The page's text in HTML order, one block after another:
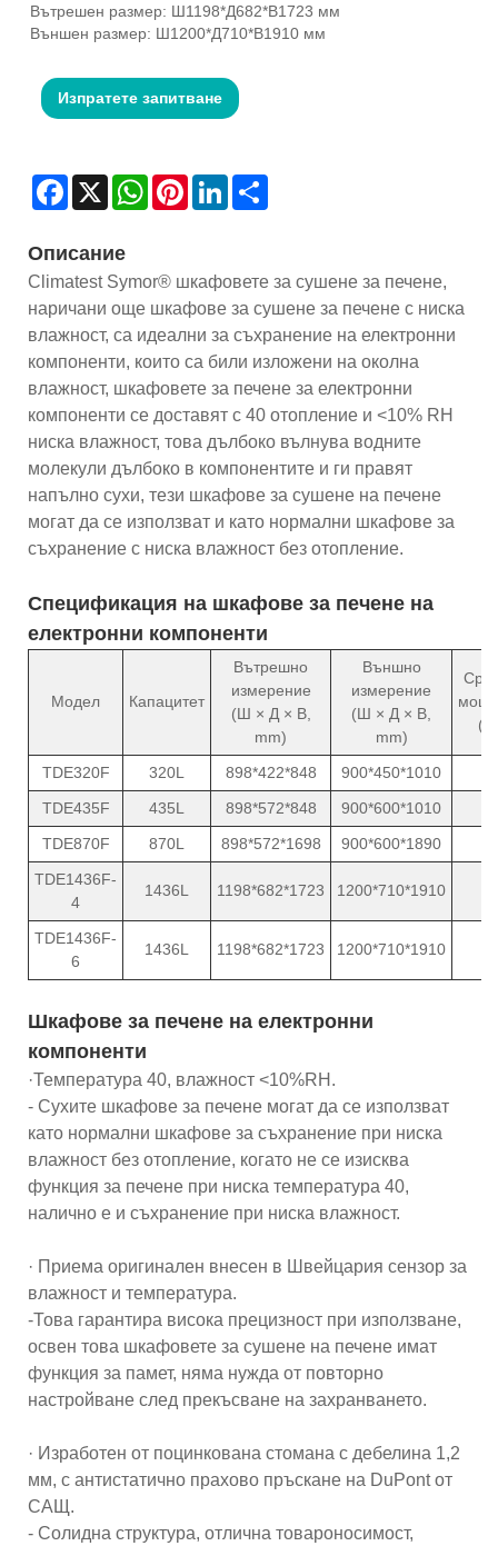
Вътрешен размер: Ш1198*Д682*В1723 мм
Външен размер: Ш1200*Д710*В1910 мм
Изпратете запитване
Facebook
X WhatsAppPinterestLinkedIn
Описание
Climatest Symor® шкафовете за сушене за печене,
наричани още шкафове за сушене за печене с ниска
влажност, са идеални за съхранение на електронни
компоненти, които са били изложени на околна
влажност, шкафовете за печене за електронни
компоненти се доставят с 40 отопление и <10% RH
ниска влажност, това дълбоко вълнува водните
молекули дълбоко в компонентите и ги правят
напълно сухи, тези шкафове за сушене на печене
могат да се използват и като нормални шкафове за
съхранение с ниска влажност без отопление.
Спецификация на шкафове за печене на
електронни компоненти
Модел Капацитет
Вътрешно
измерение
(Ш × Д × В,
mm)
Външно
измерение
(Ш × Д × В,
mm)
TDE320F 320L 898*422*848
900*450*1010
TDE435F
435L 898*572*848
900*600*1010
TDE870F
870L 898*572*1698
900*600*1890
TDE1436F-
4
1436L 1198*682*1723 1200*710*1910
TDE1436F-
6
1436L 1198*682*1723 1200*710*1910
Шкафове за печене на електронни
компоненти
·Температура 40, влажност <10%RH.
- Сухите шкафове за печене могат да се използват
като нормални шкафове за съхранение при ниска
влажност без отопление, когато не се изисква
функция за печене при ниска температура 40,
налично е и съхранение при ниска влажност.
· Приема оригинален внесен в Швейцария сензор за
влажност и температура.
-Това гарантира висока прецизност при използване,
освен това шкафовете за сушене на печене имат
функция за памет, няма нужда от повторно
настройване след прекъсване на захранването.
· Изработен от поцинкована стомана с дебелина 1,2
мм, с антистатично прахово пръскане на DuPont от
САЩ.
- Солидна структура, отлична товароносимост,